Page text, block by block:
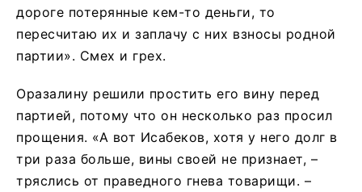
дороге потерянные кем-то деньги, то
пересчитаю их и заплачу с них взносы родной
партии». Смех и грех.
Оразалину решили простить его вину перед
партией, потому что он несколько раз просил
прощения. «А вот Исабеков, хотя у него долг в
три раза больше, вины своей не признает, –
тряслись от праведного гнева товарищи. –